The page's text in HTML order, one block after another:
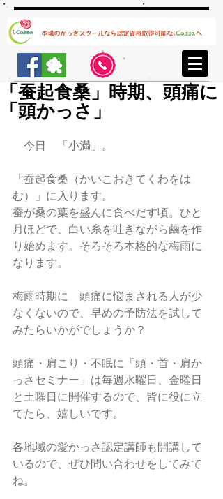
「蚕起食桑」時期、頭痛に
「頭かっさ」
今日　「小満」。
「蚕起食桑（かいこおきてくわをは
む）」に入ります。
蚕が桑の葉を盛んに食べだす頃。ひと
月ほどで、白い糸を吐きながら繭を作
り始めます。そろそろ本格的な梅雨に
なります。
梅雨時期に　頭痛に悩まされる人が少
なくないので、早めの予防法を試して
みたらいかがでしょうか？
頭痛・肩こり・不眠に「頭・首・肩か
っさセミナー」は毎週水曜日、金曜日
と土曜日に開催するので、皆に役に立
てたら、嬉しいです。
各地域の愛かっさ認定講師も開講して
いるので、ぜひ問い合わせをしてみて
ね。